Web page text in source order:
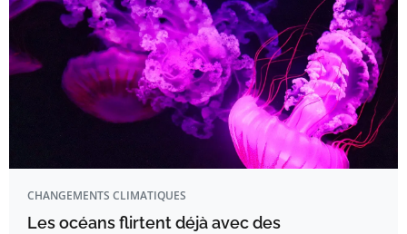
CHANGEMENTS CLIMATIQUES
Les océans flirtent déjà avec des